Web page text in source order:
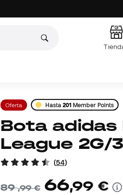
Oferta Hasta 201 Member Points
Bota adidas F50
League 2G/
(54)
89,99 € 66,99 €